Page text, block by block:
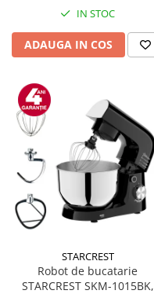
IN STOC
ADAUGA IN COS
STARCREST
Robot de bucatarie
STARCREST SKM-1015BK,